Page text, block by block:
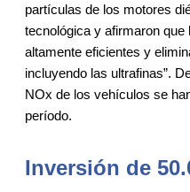
partículas de los motores
tecnológica y afirmaron que
altamente eficientes y
incluyendo las ultrafinas”.
NOx de los vehículos se
período.
Inversión de